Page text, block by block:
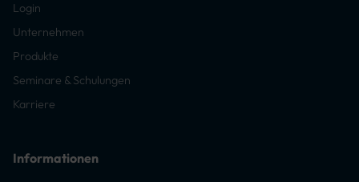
Login
Unternehmen
Produkte
Seminare & Schulungen
Karriere
Informationen